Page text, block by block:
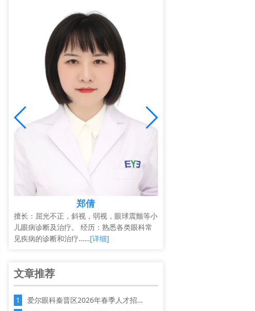
郑倩
擅长：屈光不正，斜视，弱视，眼球震颤等小
儿眼病诊断及治疗。 经历：熟悉各类眼科常
见疾病的诊断和治疗……[详细]
文章推荐
爱尔眼科秦晋区2026年春季人才招…